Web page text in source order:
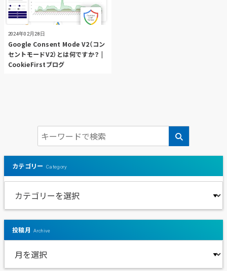
2024年02月28日
Google Consent Mode V2（コン
セントモードV2）とは何ですか？ |
CookieFirstブログ
カテゴリー Category
投稿月 Archive